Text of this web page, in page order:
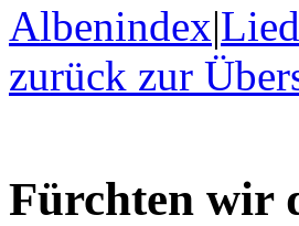
Albenindex|
zurück zur
Fürchten wir